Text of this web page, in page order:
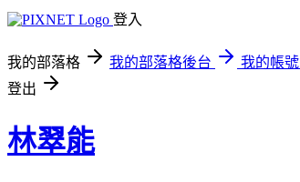
登入
我的部落格 我的部落格後台
我的帳號
登出
林翠能